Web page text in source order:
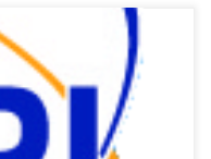
s’agit de l’ASBL EPI,
à Verviers. Cette
Focus, une conférence ce